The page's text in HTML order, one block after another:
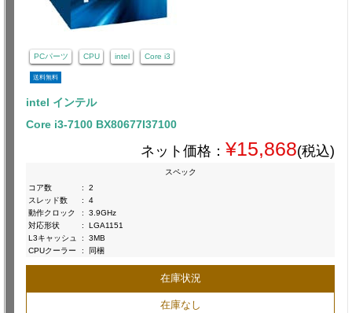
PCパーツ CPU intel Core i3
送料無料
intel インテル
Core i3-7100 BX80677I37100
ネット価格： ¥15,868(税込)
スペック
コア数
:
2
スレッド数
:
4
動作クロック
:
3.9GHz
対応形状
:
LGA1151
L3キャッシュ
:
3MB
CPUクーラー
: 同梱
在庫状況
在庫なし